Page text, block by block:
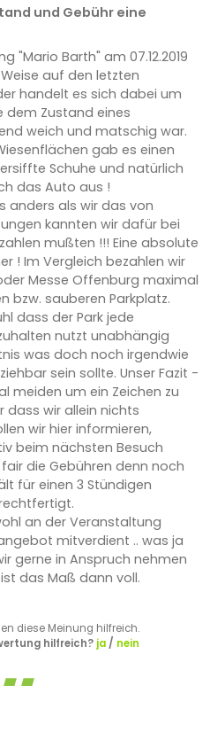
und Gebühr eine
"Mario Barth" am 07.12.2019
auf den letzten
handelt es sich dabei um
dem Zustand eines
weich und matschig war.
gab es einen
Schuhe und natürlich
das Auto aus !
anders als wir das von
kannten wir dafür bei
mußten !!! Eine absolute
! Im Vergleich bezahlen wir
Messe Offenburg maximal
bzw. sauberen Parkplatz.
dass der Park jede
nutzt unabhängig
was doch noch irgendwie
sein sollte. Unser Fazit -
meiden um ein Zeichen zu
dass wir allein nichts
wir hier informieren,
beim nächsten Besuch
die Gebühren denn noch
für einen 3 Stündigen
an der Veranstaltung
mitverdient .. was ja
gerne in Anspruch nehmen
das Maß dann voll.
diese Meinung hilfreich.
hilfreich? ja/ nein